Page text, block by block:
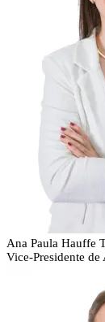
Ana Paula Hauffe
Vice-Presidente